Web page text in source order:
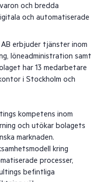
och bredda
och automatiserade
erbjuder tjänster inom
löneadministration samt
har 13 medarbetare
i Stockholm och
kompetens inom
och utökar bolagets
marknaden.
kring
processer,
befintliga